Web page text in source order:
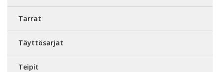
Tarrat
Täyttösarjat
Teipit